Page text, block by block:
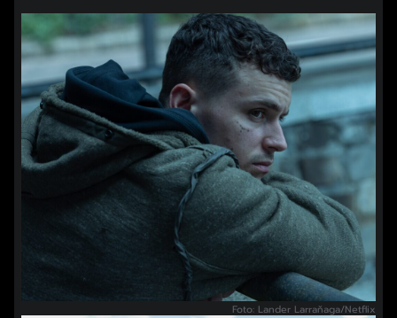
Foto: Lander Larraňaga/Netflix